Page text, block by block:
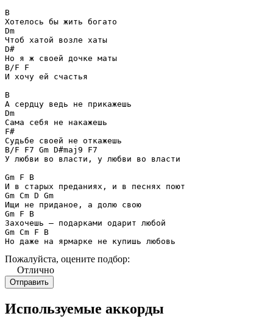
B
Хотелось бы жить богато
Dm
Чтоб хатой возле хаты
D#
Но я ж своей дочке маты
B/F F
И хочу ей счастья
B
А сердцу ведь не прикажешь
Dm
Сама себя не накажешь
F#
Судьбе своей не откажешь
B/F F7 Gm D#maj9 F7
У любви во власти, у любви во власти
Gm F B
И в старых преданиях, и в песнях поют
Gm Cm D Gm
Ищи не приданое, а долю свою
Gm F B
Захочешь – подарками одарит любой
Gm Cm F B
Но даже на ярмарке не купишь любовь
Пожалуйста, оцените подбор:
Отлично
Используемые аккорды